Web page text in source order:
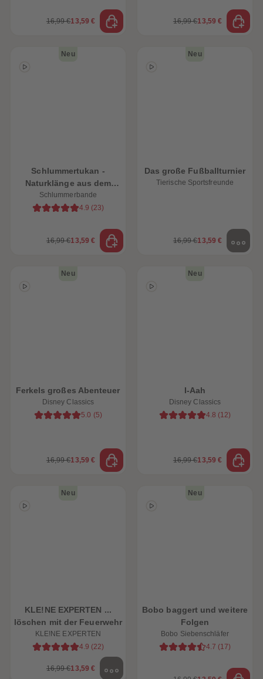
16,99 €13,59 € 16,99 €13,59 €
Neu
Schlummertukan -
Naturklänge aus dem
Schlummerdschungel
Schlummerbande
4.9 (23)
16,99 €13,59 €
Neu
Das große Fußballturnier
Tierische Sportsfreunde
16,99 €13,59 €
Neu
Ferkels großes Abenteuer
Disney Classics
5.0 (5)
16,99 €13,59 €
Neu
I-Aah
Disney Classics
4.8 (12)
16,99 €13,59 €
Neu
KLE!NE EXPERTEN ...
löschen mit der Feuerwehr
KLE!NE EXPERTEN
4.9 (22)
16,99 €13,59 €
Neu
Bobo baggert und weitere
Folgen
Bobo Siebenschläfer
4.7 (17)